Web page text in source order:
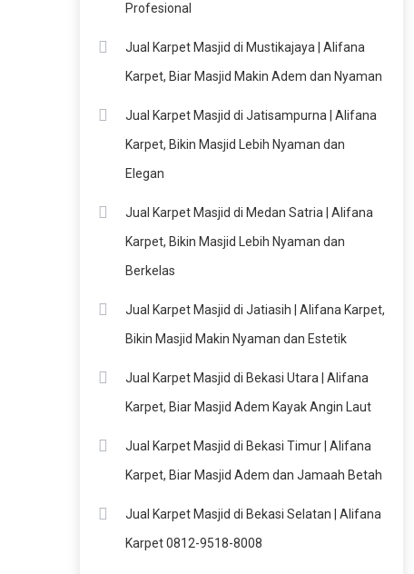
Profesional
Jual Karpet Masjid di Mustikajaya | Alifana
Karpet, Biar Masjid Makin Adem dan Nyaman
Jual Karpet Masjid di Jatisampurna | Alifana
Karpet, Bikin Masjid Lebih Nyaman dan
Elegan
Jual Karpet Masjid di Medan Satria | Alifana
Karpet, Bikin Masjid Lebih Nyaman dan
Berkelas
Jual Karpet Masjid di Jatiasih | Alifana Karpet,
Bikin Masjid Makin Nyaman dan Estetik
Jual Karpet Masjid di Bekasi Utara | Alifana
Karpet, Biar Masjid Adem Kayak Angin Laut
Jual Karpet Masjid di Bekasi Timur | Alifana
Karpet, Biar Masjid Adem dan Jamaah Betah
Jual Karpet Masjid di Bekasi Selatan | Alifana
Karpet 0812-9518-8008